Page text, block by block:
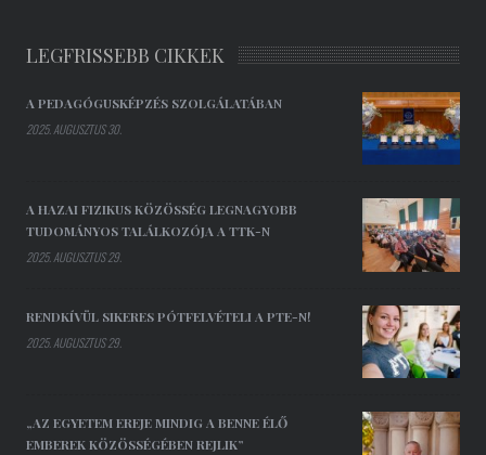
LEGFRISSEBB CIKKEK
A PEDAGÓGUSKÉPZÉS SZOLGÁLATÁBAN
2025. AUGUSZTUS 30.
A HAZAI FIZIKUS KÖZÖSSÉG LEGNAGYOBB
TUDOMÁNYOS TALÁLKOZÓJA A TTK-N
2025. AUGUSZTUS 29.
RENDKÍVÜL SIKERES PÓTFELVÉTELI A PTE-N!
2025. AUGUSZTUS 29.
„AZ EGYETEM EREJE MINDIG A BENNE ÉLŐ
EMBEREK KÖZÖSSÉGÉBEN REJLIK”